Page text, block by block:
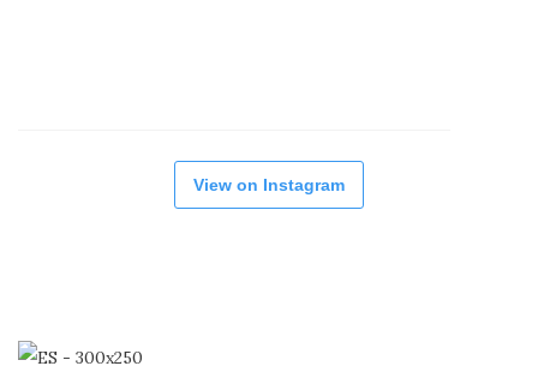
View on Instagram